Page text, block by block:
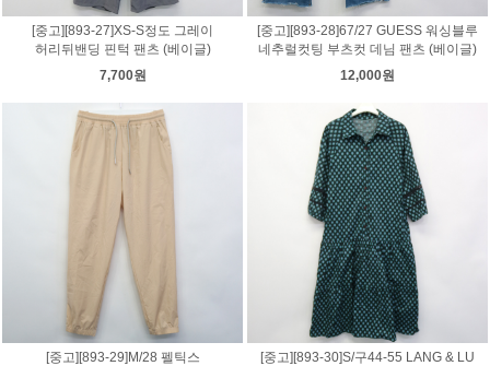
[중고][893-27]XS-S정도 그레이
허리뒤밴딩 핀턱 팬츠 (베이글)
7,700원
[중고][893-28]67/27 GUESS 워싱블루
네추럴컷팅 부츠컷 데님 팬츠 (베이글)
12,000원
[중고][893-29]M/28 펠틱스
[중고][893-30]S/구44-55 LANG & LU